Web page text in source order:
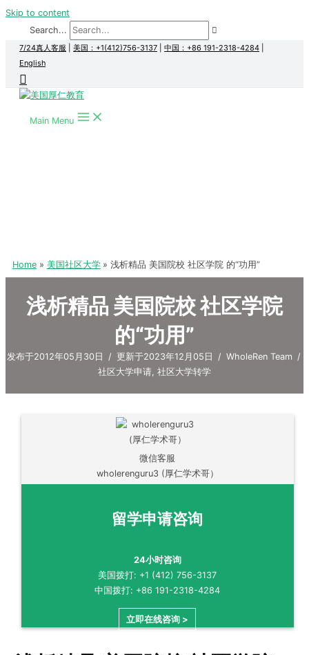
Skip to content
Search...
7/24真人客服 美国：+1(412)756-3137 中国：+86 191-2318-4284
English
Main Menu
Home 美国社区大学 浅析精品 美国院校 社区学院 的“功用”
浅析精品 美国院校 社区学院
的“功用”
发布于2012年05月30日 / 更新于2023年12月05日 / WholeRen Team /
社区大学申请, 社区大学转学
微信客服
wholerenguru3 (厚仁学术哥）
留学申请咨询
24小时咨询
美国拨打: +1 (412) 756-3137
中国拨打: +86 191-2318-4284
立即在线咨询 >